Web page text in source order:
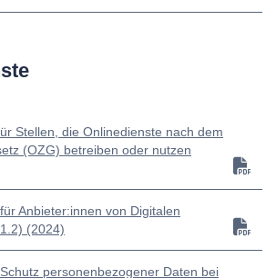
Stellen, die Onlinedienste nach dem
(OZG) betreiben oder nutzen
Anbieter:innen von Digitalen
(2024)
personenbezogener Daten bei